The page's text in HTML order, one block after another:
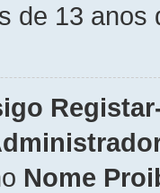
de 13 anos
Nome